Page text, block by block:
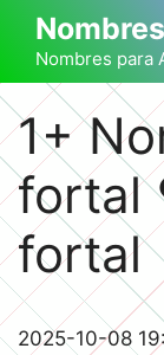
Saltar
contenido
Nombres para
1+
fortal
fortal
2025-10-08